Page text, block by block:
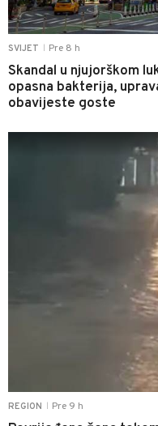
SVIJET Pre 8 h
Skandal u njujorškom
opasna bakterija,
obavijeste goste
REGION Pre 9 h